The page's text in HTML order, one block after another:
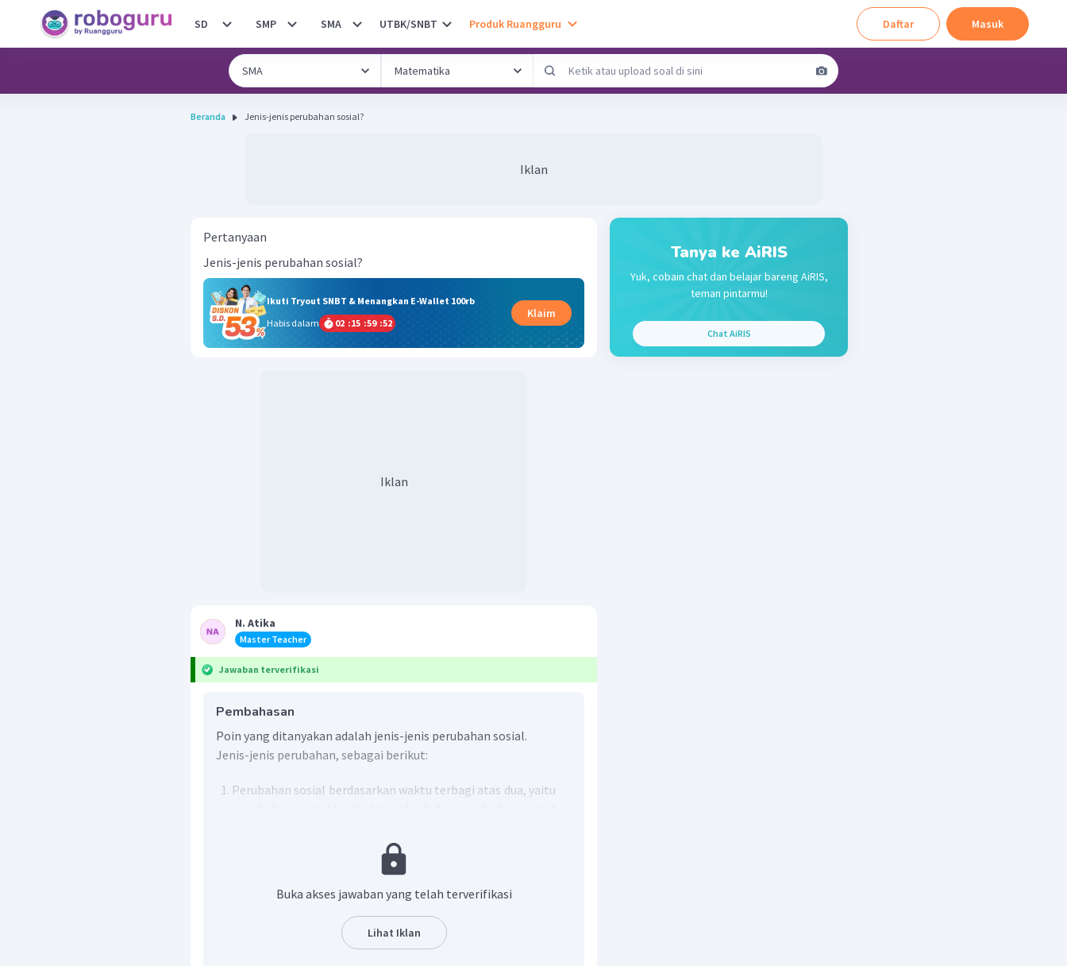
SD SMP SMA UTBK/SNBT Produk Ruangguru Daftar Masuk
Beranda Jenis-jenis perubahan sosial?
Iklan
Pertanyaan
Jenis-jenis perubahan sosial?
Ikuti Tryout SNBT & Menangkan E-Wallet 100rb
Habis dalam
02 :15 :59 :51
Klaim
Iklan
N. Atika
Master Teacher
Jawaban terverifikasi
Pembahasan
Poin yang ditanyakan adalah jenis-jenis perubahan sosial.
Jenis-jenis perubahan, sebagai berikut:
Perubahan sosial berdasarkan waktu terbagi atas dua, yaitu
Perubahan sosial berdasarkan sudut pandang masyarakat
terbagi atas dua, yaitu
Perubahan sosial berdasarkan pengaruh terbagi atas dua,
perubahan sosial kecil dan perubahan sosial besar
Buka akses jawaban yang telah terverifikasi
Lihat Iklan
Tanya ke AiRIS
Yuk, cobain chat dan belajar bareng AiRIS,
teman pintarmu!
Chat AiRIS